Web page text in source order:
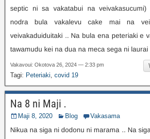
septic ni sa vakatabui na
nodra bula vakalevu cake mai na
veivakaduiduitaki .. Na bula ena peteriaki e
tawamudu kei na dua na meca sega ni
Vakavoui: Okotova 26, 2024 — 2:33 pm
Tagi: Peteriaki, covid 19
Na 8 ni Maji .
Maji 8, 2020 Blog Vakasama
Nikua na siga ni dodonu ni marama .. Na